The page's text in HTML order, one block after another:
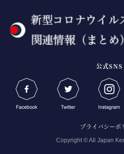
公式SNS
プライバシーポ
Copyright © All Japan